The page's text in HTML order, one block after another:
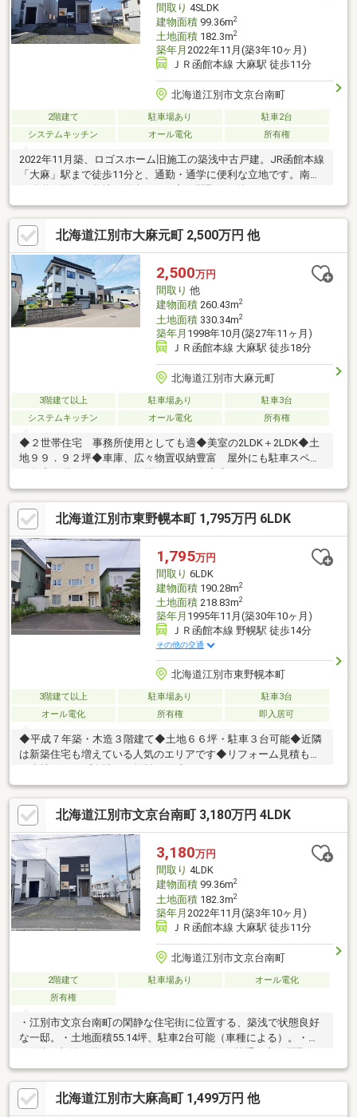
間取り 4SLDK
建物面積99.36m2
土地面積182.3m2
築年月 2022年11月(築3年10ヶ月)
ＪＲ函館本線 大麻駅 徒歩11分
北海道江別市文京台南町
2階建て 駐車場あり
駐車2台
システムキッチン
オール電化 所有権
2022年11月築、ロゴスホーム旧施工の築浅中古戸建。JR函館本線
「大麻」駅まで徒歩11分と、通勤・通学に便利な立地です。南東
で、お子さまの成長に合わせて使い分けできるお部屋数が魅力で
す。文京台小学校まで徒歩7分、近隣には公園や買物施設が揃い、
忙しい子育て世帯をしっかりサポートしてくれます。・文京台南
町公園 約70m…徒歩1分・ローソン 札幌学院大江別キャンパス前
店 約633m…徒歩8分・ラルズストア 大麻駅前店 約1000m…徒
歩13分・サンドラッグ 大麻駅前ラルズ店 約1000m…徒歩13
北海道江別市大麻元町 2,500万円 他
2,500万円
間取り 他
建物面積260.43m2
土地面積330.34m2
築年月 1998年10月(築27年11ヶ月)
ＪＲ函館本線 大麻駅 徒歩18分
北海道江別市大麻元町
3階建て以上 駐車場あり
駐車3台
システムキッチン
オール電化 所有権
◆２世帯住宅 事務所使用としても適◆美室の2LDK＋2LDK◆土
地９９．９２坪◆車庫、広々物置収納豊富 屋外にも駐車スペー
家庭菜園、BBQなどが楽しめます
北海道江別市東野幌本町 1,795万円 6LDK
1,795万円
間取り 6LDK
建物面積190.28m2
土地面積218.83m2
築年月 1995年11月(築30年10ヶ月)
ＪＲ函館本線 野幌駅 徒歩14分
その他の交通
北海道江別市東野幌本町
3階建て以上 駐車場あり
駐車3台
オール電化
所有権 即入居可
◆平成７年築・木造３階建て◆土地６６坪・駐車３台可能◆近隣
は新築住宅も増えている人気のエリアです◆リフォーム見積もり
北海道江別市文京台南町 3,180万円 4LDK
3,180万円
間取り 4LDK
建物面積99.36m2
土地面積182.3m2
築年月 2022年11月(築3年10ヶ月)
ＪＲ函館本線 大麻駅 徒歩11分
北海道江別市文京台南町
2階建て 駐車場あり
オール電化
所有権
・江別市文京台南町の閑静な住宅街に位置する、築浅で状態良好
な一邸。・土地面積55.14坪、駐車2台可能（車種による）。・
です。・築浅ならではの美観と快適さをぜひ現地でご体感くださ
い。お問合せの際は【物件番号27410】とお伝えいただけるとス
ムーズにご対応できます。
北海道江別市大麻高町 1,499万円 他